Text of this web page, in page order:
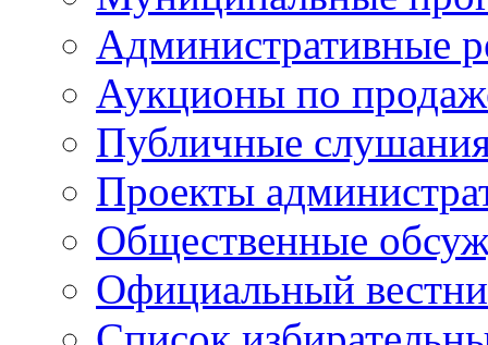
Административные
Аукционы по
Публичные
Проекты
Общественные
Официальный